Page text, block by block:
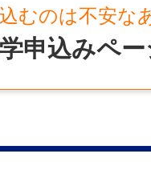
むのは不安な
申込みペ